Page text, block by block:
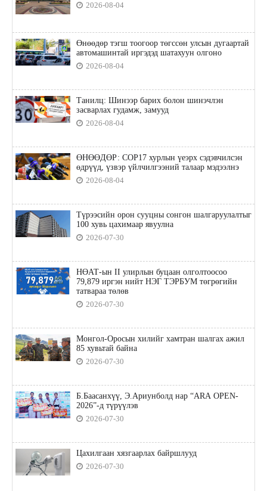
2026-08-04
Өнөөдөр тэгш тоогоор төгссөн улсын дугаартай
автомашинтай иргэдэд шатахуун олгоно
2026-08-04
Танилц: Шинээр барих болон шинэчлэн
засварлах гудамж, замууд
2026-08-04
ӨНӨӨДӨР: COP17 хурлын үеэрх сэдэвчилсэн
өдрүүд, үзвэр үйлчилгээний талаар мэдээлнэ
2026-08-04
Түрээсийн орон сууцны сонгон шалгаруулалтыг
100 хувь цахимаар явуулна
2026-07-30
НӨАТ-ын II улирлын буцаан олголтоосоо
79,879 иргэн нийт НЭГ ТЭРБУМ төгрөгийн
татвараа төлөв
2026-07-30
Монгол-Оросын хилийг хамтран шалгах ажил
85 хувьтай байна
2026-07-30
Б.Баасанхүү, Э.Ариунболд нар “ARA OPEN-
2026”-д түрүүлэв
2026-07-30
Цахилгаан хязгаарлах байршлууд
2026-07-30